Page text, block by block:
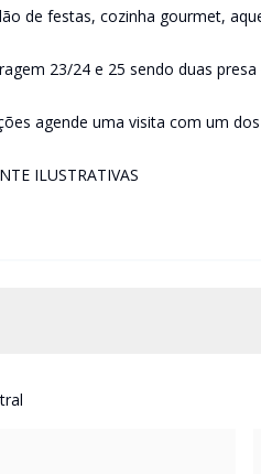
de festas, cozinha gourmet,
23/24 e 25 sendo duas presa
agende uma visita com um
ILUSTRATIVAS